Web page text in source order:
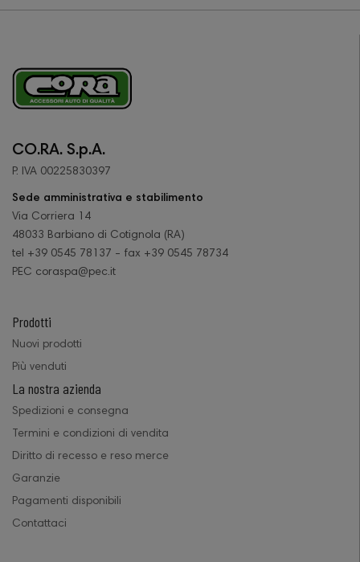
CO.RA. S.p.A.
P. IVA 00225830397
Sede amministrativa e stabilimento
Via Corriera 14
48033 Barbiano di Cotignola (RA)
tel +39 0545 78137 - fax +39 0545 78734
PEC coraspa@pec.it
Prodotti
Nuovi prodotti
Più venduti
La nostra azienda
Spedizioni e consegna
Termini e condizioni di vendita
Diritto di recesso e reso merce
Garanzie
Pagamenti disponibili
Contattaci